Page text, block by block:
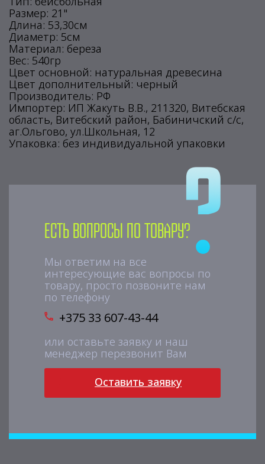
Размер: 21"
Длина: 53,30см
Диаметр: 5см
Материал: береза
Вес: 540гр
Цвет основной: натуральная древесина
Цвет дополнительный: черный
Производитель: РФ
Импортер: ИП Жакуть В.В., 211320, Витебская
область, Витебский район, Бабиничский с/с,
аг.Ольгово, ул.Школьная, 12
Упаковка: без индивидуальной упаковки
Есть вопросы по товару?
Мы ответим на все
интересующие вас вопросы по
товару, просто позвоните нам
по телефону
+375 33 607-43-44
или оставьте заявку и наш
менеджер перезвонит Вам
Оставить заявку